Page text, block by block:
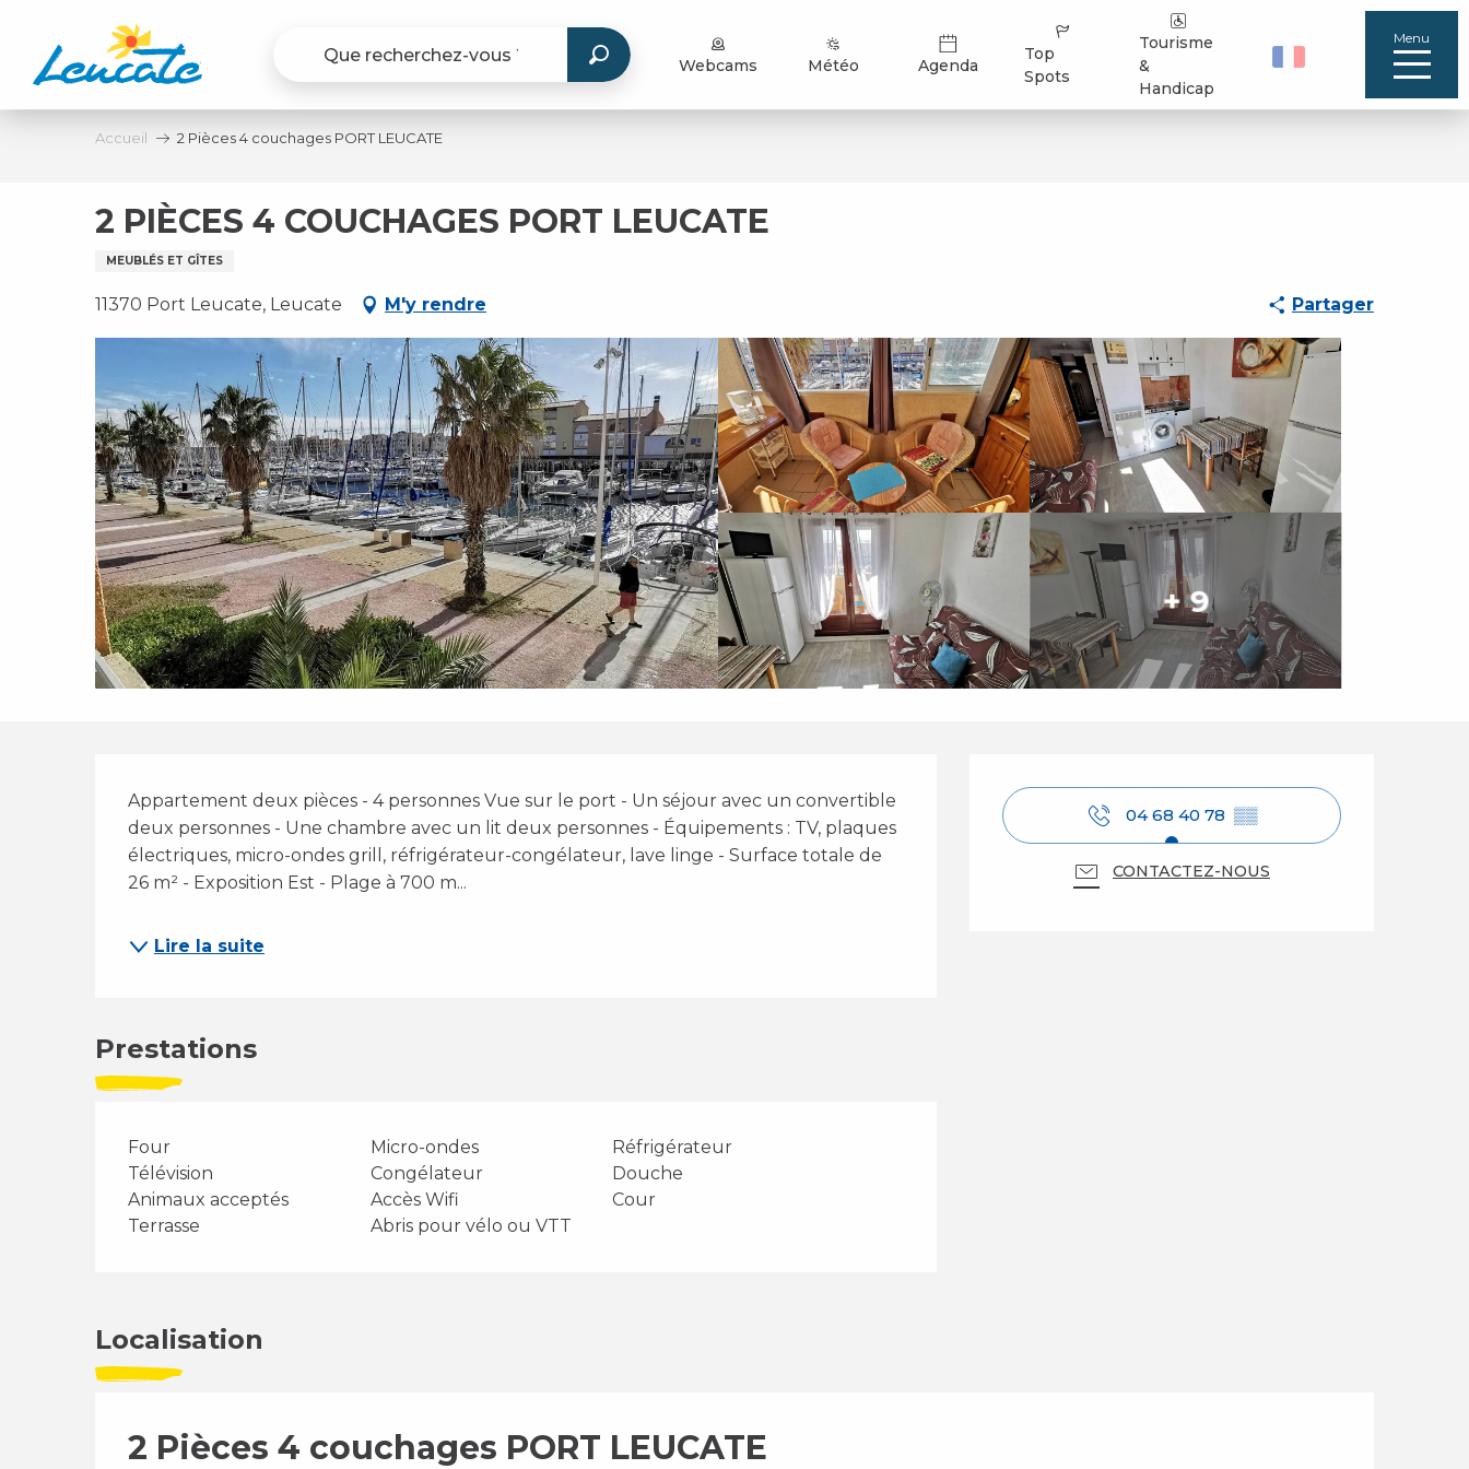
contenu
principal
Webcams Météo Agenda
Top
Spots
Tourisme
&
Handicap
Menu
Accueil 2 Pièces 4 couchages PORT LEUCATE
2 PIÈCES 4 COUCHAGES PORT LEUCATE
MEUBLÉS ET GÎTES
11370 Port Leucate, Leucate M'y rendre Partager
+ 9
Ouverture et
04 68 40 78 ▒▒
CONTACTEZ-NOUS
Description
Appartement deux pièces - 4 personnes Vue sur le port - Un séjour avec un convertible
deux personnes - Une chambre avec un lit deux personnes - Équipements : TV, plaques
électriques, micro-ondes grill, réfrigérateur-congélateur, lave linge - Surface totale de
26 m² - Exposition Est - Plage à 700 m...
Lire la suite
Prestations
Four Micro-ondes
Réfrigérateur
Télévision
Congélateur
Douche
Animaux acceptés
Accès Wifi
Cour
Terrasse
Abris pour vélo ou VTT
Localisation
2 Pièces 4 couchages PORT LEUCATE